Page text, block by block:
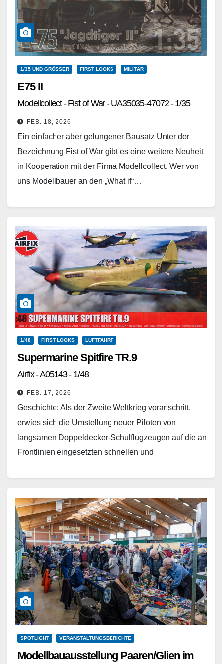
1/35 UND GRÖSSER FIRST LOOKS MILITÄR
E75 II
Modellcollect - Fist of War - UA35035-47072 - 1/35
FEB. 18, 2026
Ein einfacher aber gelungener Bausatz Unter der
Bezeichnung Fist of War gibt es eine weitere Neuheit
in Kooperation mit der Firma Modellcollect. Wer von
uns Modellbauer an den „What if“…
1/48 FIRST LOOKS LUFTFAHRT
Supermarine Spitfire TR.9
Airfix - A05143 - 1/48
FEB. 17, 2026
Geschichte: Als der Zweite Weltkrieg voranschritt,
erwies sich die Umstellung neuer Piloten von
langsamen Doppeldecker-Schulflugzeugen auf die an
Frontlinien eingesetzten schnellen und
Weiterlesen
SPOTLIGHT VERANSTALTUNGSBERICHTE
Modellbauausstellung Paaren/Glien im